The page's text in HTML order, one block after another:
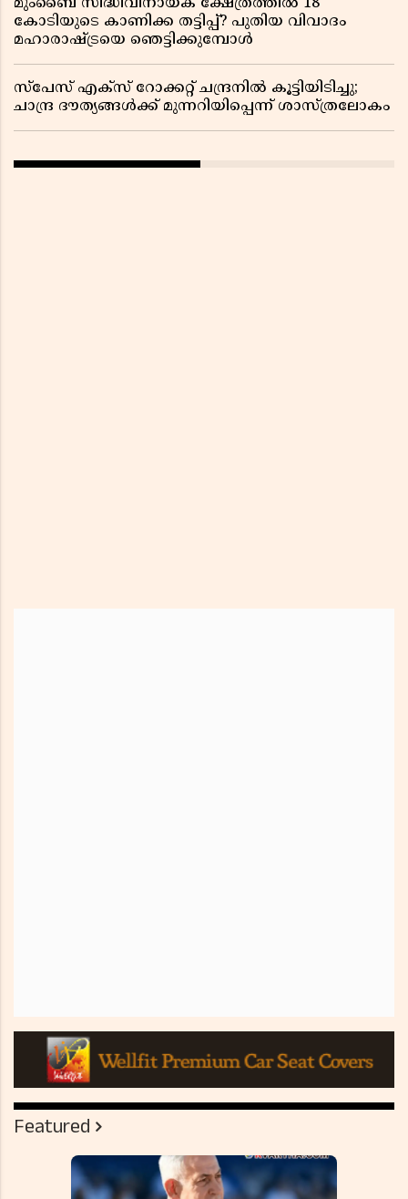
കോടിയുടെ കാണിക്ക തട്ടിപ്പ്? പുതിയ വിവാദം
മഹാരാഷ്ട്രയെ ഞെട്ടിക്കുമ്പോൾ
സ്പേസ് എക്സ് റോക്കറ്റ് ചന്ദ്രനിൽ കൂട്ടിയിടിച്ചു;
ചാന്ദ്ര ദൗത്യങ്ങൾക്ക് മുന്നറിയിപ്പെന്ന് ശാസ്ത്രലോകം ​​​​​​​
Featured